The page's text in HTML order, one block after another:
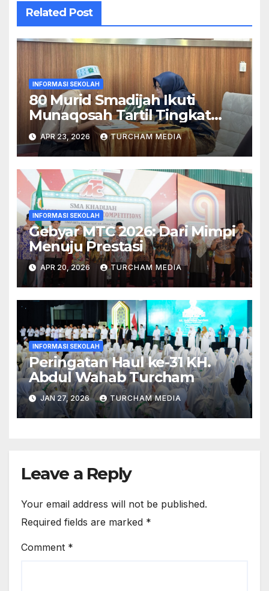
Related Post
INFORMASI SEKOLAH
80 Murid Smadijah Ikuti
Munaqosah Tartil Tingkat
Yayasan Khadijah
APR 23, 2026 TURCHAM MEDIA
INFORMASI SEKOLAH
Gebyar MTC 2026: Dari Mimpi
Menuju Prestasi
APR 20, 2026 TURCHAM MEDIA
INFORMASI SEKOLAH
Peringatan Haul ke-31 KH.
Abdul Wahab Turcham
JAN 27, 2026 TURCHAM MEDIA
Leave a Reply
Your email address will not be published.
Required fields are marked *
Comment *